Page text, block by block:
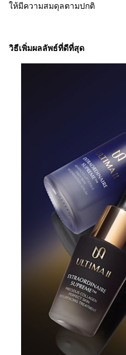
ให้มีความสมดุลตามปกติ
วิธีเพิ่มผลลัพธ์ที่ดีที่สุด